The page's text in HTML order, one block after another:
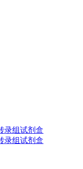
录组试剂盒
录组试剂盒